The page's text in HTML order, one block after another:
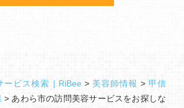
ービス検索 | RiBee > 美容師情報 > 甲信
> あわら市の訪問美容サービスをお探しな